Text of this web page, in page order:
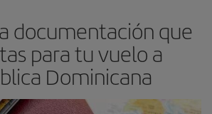
documentación que
para tu vuelo a
Dominicana